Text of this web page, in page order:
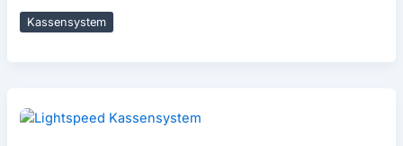
Kassensystem
im
Pro
Kassensystem